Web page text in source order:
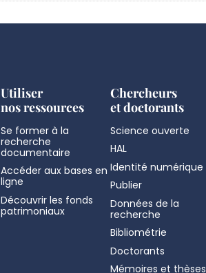
Utiliser
nos ressources
Se former à la
recherche
documentaire
Accéder aux bases en
ligne
Découvrir les fonds
patrimoniaux
Chercheurs
et doctorants
Science ouverte
HAL
Identité numérique
Publier
Données de la
recherche
Bibliométrie
Doctorants
Mémoires et thèses